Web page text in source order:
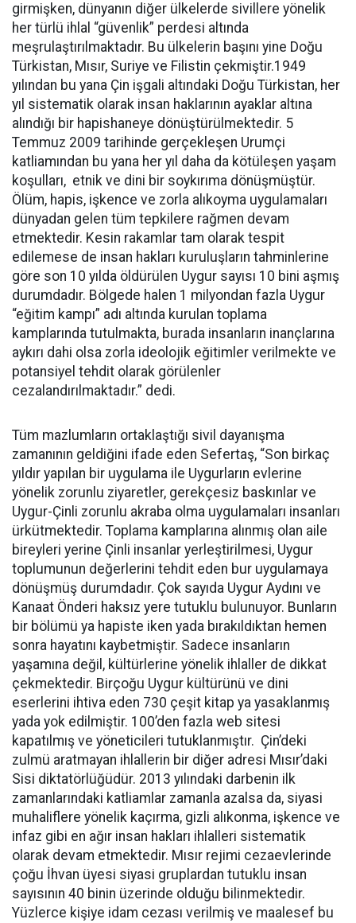
girmişken, dünyanın diğer ülkelerde sivillere yönelik
her türlü ihlal “güvenlik” perdesi altında
meşrulaştırılmaktadır. Bu ülkelerin başını yine Doğu
Türkistan, Mısır, Suriye ve Filistin çekmiştir.1949
yılından bu yana Çin işgali altındaki Doğu Türkistan, her
yıl sistematik olarak insan haklarının ayaklar altına
alındığı bir hapishaneye dönüştürülmektedir. 5
Temmuz 2009 tarihinde gerçekleşen Urumçi
katliamından bu yana her yıl daha da kötüleşen yaşam
koşulları, etnik ve dini bir soykırıma dönüşmüştür.
Ölüm, hapis, işkence ve zorla alıkoyma uygulamaları
dünyadan gelen tüm tepkilere rağmen devam
etmektedir. Kesin rakamlar tam olarak tespit
edilemese de insan hakları kuruluşların tahminlerine
göre son 10 yılda öldürülen Uygur sayısı 10 bini aşmış
durumdadır. Bölgede halen 1 milyondan fazla Uygur
“eğitim kampı” adı altında kurulan toplama
kamplarında tutulmakta, burada insanların inançlarına
aykırı dahi olsa zorla ideolojik eğitimler verilmekte ve
potansiyel tehdit olarak görülenler
cezalandırılmaktadır.” dedi.
Tüm mazlumların ortaklaştığı sivil dayanışma
zamanının geldiğini ifade eden Sefertaş, “Son birkaç
yıldır yapılan bir uygulama ile Uygurların evlerine
yönelik zorunlu ziyaretler, gerekçesiz baskınlar ve
Uygur-Çinli zorunlu akraba olma uygulamaları insanları
ürkütmektedir. Toplama kamplarına alınmış olan aile
bireyleri yerine Çinli insanlar yerleştirilmesi, Uygur
toplumunun değerlerini tehdit eden bur uygulamaya
dönüşmüş durumdadır. Çok sayıda Uygur Aydını ve
Kanaat Önderi haksız yere tutuklu bulunuyor. Bunların
bir bölümü ya hapiste iken yada bırakıldıktan hemen
sonra hayatını kaybetmiştir. Sadece insanların
yaşamına değil, kültürlerine yönelik ihlaller de dikkat
çekmektedir. Birçoğu Uygur kültürünü ve dini
eserlerini ihtiva eden 730 çeşit kitap ya yasaklanmış
yada yok edilmiştir. 100’den fazla web sitesi
kapatılmış ve yöneticileri tutuklanmıştır. Çin’deki
zulmü aratmayan ihlallerin bir diğer adresi Mısır’daki
Sisi diktatörlüğüdür. 2013 yılındaki darbenin ilk
zamanlarındaki katliamlar zamanla azalsa da, siyasi
muhaliflere yönelik kaçırma, gizli alıkonma, işkence ve
infaz gibi en ağır insan hakları ihlalleri sistematik
olarak devam etmektedir. Mısır rejimi cezaevlerinde
çoğu İhvan üyesi siyasi gruplardan tutuklu insan
sayısının 40 binin üzerinde olduğu bilinmektedir.
Yüzlerce kişiye idam cezası verilmiş ve maalesef bu